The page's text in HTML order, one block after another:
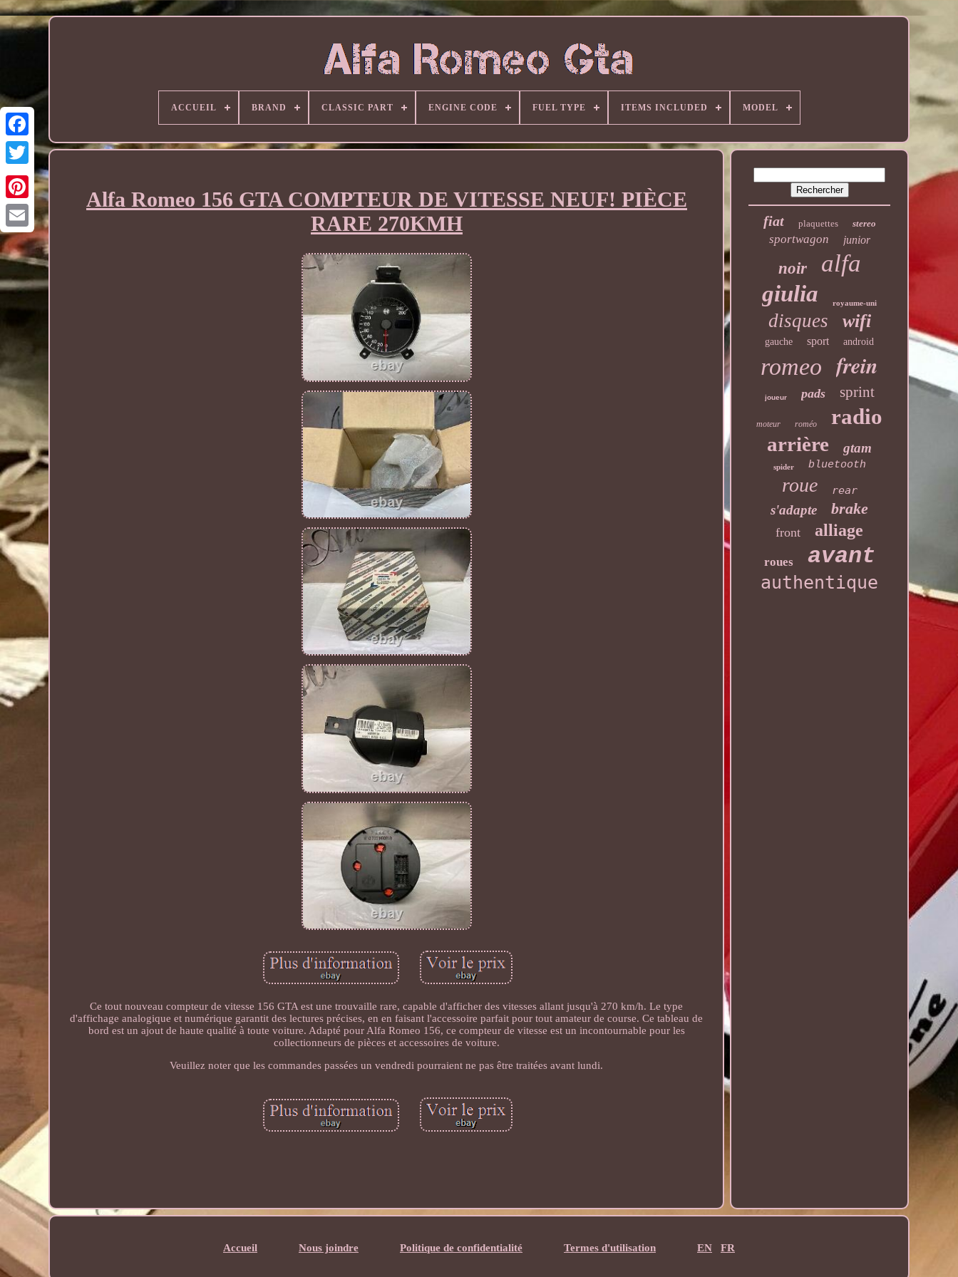
ACCUEIL BRAND CLASSIC PART ENGINE CODE FUEL TYPE ITEMS INCLUDED MODEL
Alfa Romeo 156 GTA COMPTEUR DE VITESSE NEUF! PIÈCE
RARE 270KMH
Ce tout nouveau compteur de vitesse 156 GTA est une trouvaille rare, capable d'afficher des vitesses allant jusqu'à 270 km/h. Le type
d'affichage analogique et numérique garantit des lectures précises, en en faisant l'accessoire parfait pour tout amateur de course. Ce tableau de
bord est un ajout de haute qualité à toute voiture. Adapté pour Alfa Romeo 156, ce compteur de vitesse est un incontournable pour les
collectionneurs de pièces et accessoires de voiture.
Veuillez noter que les commandes passées un vendredi pourraient ne pas être traitées avant lundi.
fiat plaquettes stereo
sportwagon junior
noir alfa
giulia royaume-uni
disques wifi
gauche sport android
romeo frein
joueur pads sprint
moteur roméo radio
arrière gtam
spider bluetooth
roue rear
s'adapte brake
front alliage
roues avant
authentique
Accueil Nous joindre Politique de confidentialité Termes d'utilisation EN FR